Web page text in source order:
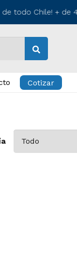
de todo Chile! +
Cotizar